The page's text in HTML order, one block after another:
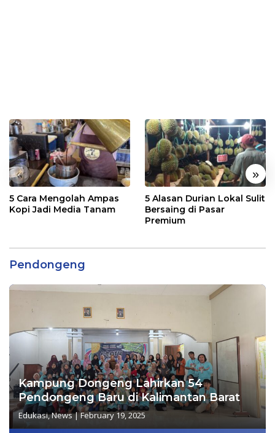
« »
5 Cara Mengolah Ampas
Kopi Jadi Media Tanam
5 Alasan Durian Lokal Sulit
Bersaing di Pasar
Premium
Pendongeng
Kampung Dongeng Lahirkan 54
Pendongeng Baru di Kalimantan Barat
Edukasi,News|February 19, 2025